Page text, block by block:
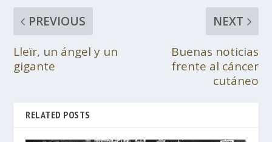
PREVIOUS
Lleïr, un ángel y un
gigante
NEXT
Buenas noticias
frente al cáncer
cutáneo
RELATED POSTS